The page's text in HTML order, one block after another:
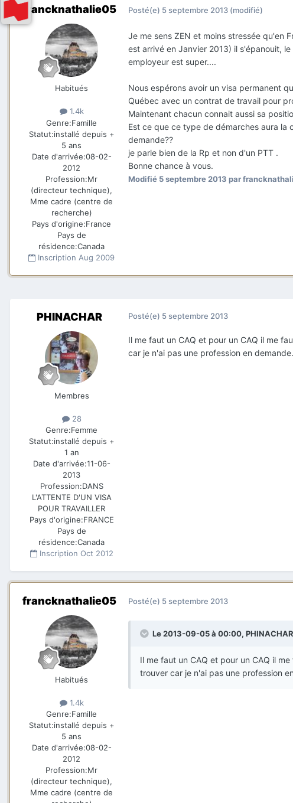
francknathalie05
Habitués
1.4k
Genre:Famille
Statut:installé depuis +
5 ans
Date d'arrivée:08-02-
2012
Profession:Mr
(directeur technique),
Mme cadre (centre de
recherche)
Pays d'origine:France
Pays de
résidence:Canada
Inscription Aug 2009
Posté(e) 5 septembre 2013 (modifié)
Je me sens ZEN et moins stressée qu'en
est arrivé en Janvier 2013) il s'épanouit,
employeur est super....
Nous espérons avoir un visa permanent
Québec avec un contrat de travail pour
Maintenant chacun connait aussi sa
Est ce que ce type de démarches aura la
demande??
je parle bien de la Rp et non d'un PTT .
Bonne chance à vous.
Modifié 5 septembre 2013 par
PHINACHAR
Membres
28
Genre:Femme
Statut:installé depuis +
1 an
Date d'arrivée:11-06-
2013
Profession:DANS
L'ATTENTE D'UN VISA
POUR TRAVAILLER
Pays d'origine:FRANCE
Pays de
résidence:Canada
Inscription Oct 2012
Posté(e) 5 septembre 2013
Il me faut un CAQ et pour un CAQ il me
car je n'ai pas une profession en
francknathalie05
Habitués
1.4k
Genre:Famille
Statut:installé depuis +
5 ans
Date d'arrivée:08-02-
2012
Profession:Mr
(directeur technique),
Mme cadre (centre de
Posté(e) 5 septembre 2013
Le 2013-09-05 à 00:00,
Il me faut un CAQ et pour un CAQ il
trouver car je n'ai pas une profession